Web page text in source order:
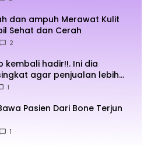
dan ampuh Merawat Kulit
Sehat dan Cerah
2
kembali hadir!!. Ini dia
agar penjualan lebih
1
Pasien Dari Bone Terjun
1